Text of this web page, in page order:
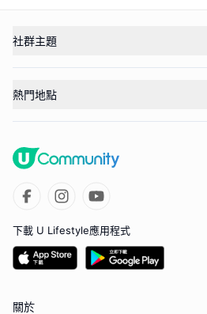
社群主題
熱門地點
下載 U Lifestyle應用程式
關於